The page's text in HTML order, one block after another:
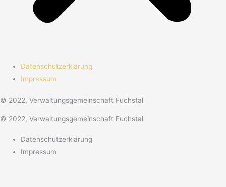
Datenschutzerklärung
Impressum
© 2022, Verwaltungsgemeinschaft Fuchstal
© 2022, Verwaltungsgemeinschaft Fuchstal
Datenschutzerklärung
Impressum